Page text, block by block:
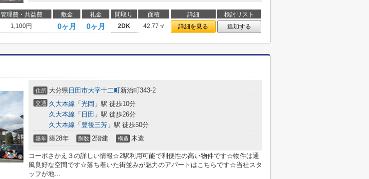
管理費・共益費 敷金 礼金 間取り 面積 詳細
検討リスト
1,100円 0ヶ月 0ヶ月 2DK 42.77㎡ 詳細を見る 追加する
住所 大分県 日田市大字十二町新治町343-2
交通 久大本線 「 光岡 」駅 徒歩10分
久大本線 「 日田 」駅 徒歩26分
久大本線 「 豊後三芳 」駅 徒歩50分
築年 築28年 階数 2階建 構造 木造
コーポさかえ３の詳しい情報☆2駅利用可能で利便性の高い物件です☆物件は通
風良好な空間です☆落ち着いた街並みが魅力のアパートはこちらです☆当社スタ
ッフが地...